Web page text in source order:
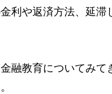
利や返済方法、延
融教育についてみ